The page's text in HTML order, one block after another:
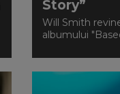
Story”
Will Smith
albumului